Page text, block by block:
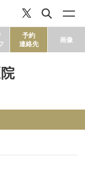
予約
連絡先
画像